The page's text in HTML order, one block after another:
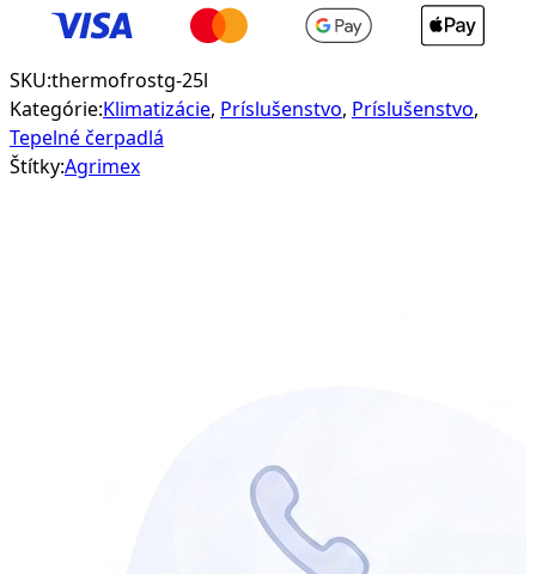
25l
SKU:thermofrostg-25l
Kategórie:Klimatizácie, Príslušenstvo, Príslušenstvo,
Tepelné čerpadlá
Štítky:Agrimex